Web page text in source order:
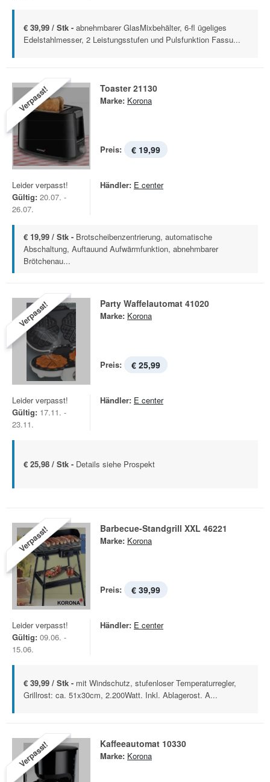
€ 39,99 / Stk - abnehmbarer GlasMixbehälter, 6-fl ügeliges
Edelstahlmesser, 2 Leistungsstufen und Pulsfunktion Fassu...
Verpasst! Toaster 21130
Marke: Korona
Preis: € 19,99
Leider verpasst!
Gültig: 20.07. -
26.07.
Händler: E center
€ 19,99 / Stk - Brotscheibenzentrierung, automatische
Abschaltung, Auftauund Aufwärmfunktion, abnehmbarer
Brötchenau...
Verpasst! Party Waffelautomat 41020
Marke: Korona
Preis: € 25,99
Leider verpasst!
Gültig: 17.11. -
23.11.
Händler: E center
€ 25,98 / Stk - Details siehe Prospekt
Verpasst! Barbecue-Standgrill XXL 46221
Marke: Korona
Preis: € 39,99
Leider verpasst!
Gültig: 09.06. -
15.06.
Händler: E center
€ 39,99 / Stk - mit Windschutz, stufenloser Temperaturregler,
Grillrost: ca. 51x30cm, 2.200Watt. Inkl. Ablagerost. A...
Verpasst! Kaffeeautomat 10330
Marke: Korona